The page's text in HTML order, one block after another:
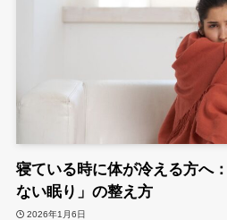
寝ている時に体が冷える方へ
ない眠り」の整え方
2026年1月6日